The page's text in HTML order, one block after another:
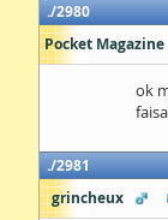
2980
Pocket Magazine
ok
2981
grincheux